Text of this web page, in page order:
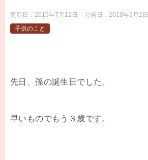
更新日： 2019年7月12日 公開日： 2018年3月2日
子供のこと
先日、孫の誕生日でした。
早いものでもう３歳です。